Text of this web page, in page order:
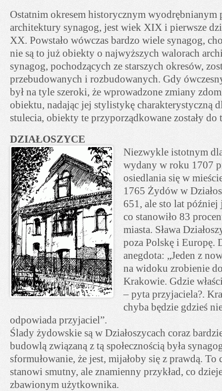
Ostatnim okresem historycznym wyodrębnianym
architektury synagog, jest wiek XIX i pierwsze
XX. Powstało wówczas bardzo wiele synagog,
nie są to już obiekty o najwyższych walorach
synagog, pochodzących ze starszych okresów,
przebudowanych i rozbudowanych. Gdy
był na tyle szeroki, że wprowadzone zmiany
obiektu, nadając jej stylistykę charakterystyczną
stulecia, obiekty te przyporządkowane zostały do
DZIAŁOSZYCE
Niezwykle istotnym dla
wydany w roku 1707
osiedlania się w
1765 Żydów w
651, ale sto lat później
co stanowiło 83
miasta. Sława
poza Polskę i Europę.
anegdota: „Jeden z
na widoku zrobienie
Krakowie. Gdzie
– pyta przyjaciela?.
chyba będzie gdzieś
odpowiada przyjaciel”.
Ślady żydowskie są w Działoszycach coraz
budowlą związaną z tą społecznością była
sformułowanie, że jest, mijałoby się z prawdą. To
stanowi smutny, ale znamienny przykład, co
zbawionym użytkownika.